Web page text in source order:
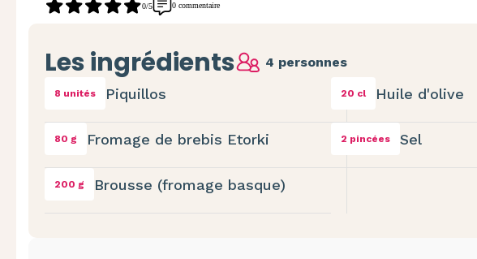
0/5 0 commentaire
Les ingrédients 4 personnes
8 unités Piquillos
80 g Fromage de brebis Etorki
200 g Brousse (fromage basque)
20 cl Huile d'olive
2 pincées Sel